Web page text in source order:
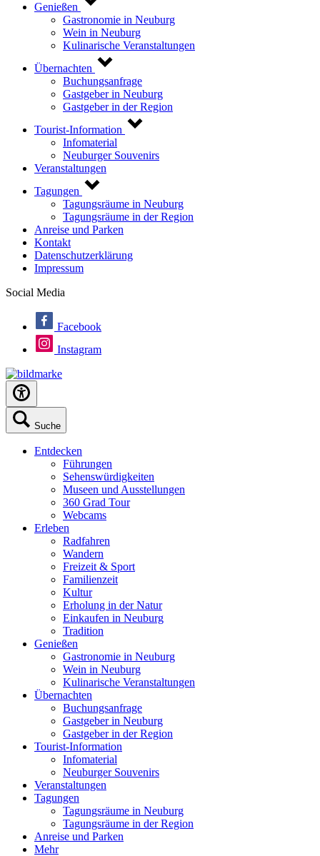
Genießen
Gastronomie in Neuburg
Wein in Neuburg
Kulinarische Veranstaltungen
Übernachten
Buchungsanfrage
Gastgeber in Neuburg
Gastgeber in der Region
Tourist-Information
Infomaterial
Neuburger Souvenirs
Veranstaltungen
Tagungen
Tagungsräume in Neuburg
Tagungsräume in der Region
Anreise und Parken
Kontakt
Datenschutzerklärung
Impressum
Social Media
Facebook
Instagram
Suche
Entdecken
Führungen
Sehenswürdigkeiten
Museen und Ausstellungen
360 Grad Tour
Webcams
Erleben
Radfahren
Wandern
Freizeit & Sport
Familienzeit
Kultur
Erholung in der Natur
Einkaufen in Neuburg
Tradition
Genießen
Gastronomie in Neuburg
Wein in Neuburg
Kulinarische Veranstaltungen
Übernachten
Buchungsanfrage
Gastgeber in Neuburg
Gastgeber in der Region
Tourist-Information
Infomaterial
Neuburger Souvenirs
Veranstaltungen
Tagungen
Tagungsräume in Neuburg
Tagungsräume in der Region
Anreise und Parken
Mehr